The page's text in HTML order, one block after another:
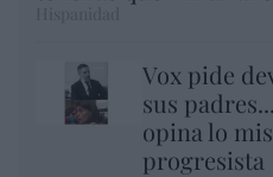
Vox pide
sus
opina lo
progresista